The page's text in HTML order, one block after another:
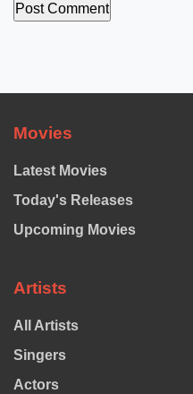
Movies
Latest Movies
Today's Releases
Upcoming Movies
Artists
All Artists
Singers
Actors